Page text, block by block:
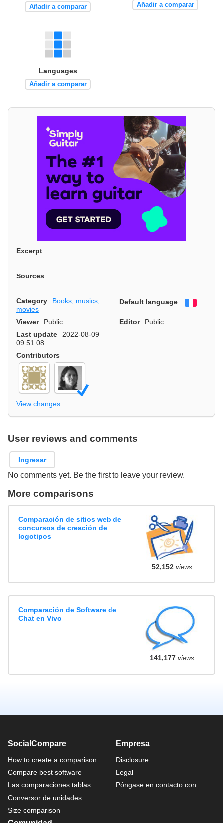
Añadir a comparar Añadir a comparar
Languages
Añadir a comparar
Excerpt
Sources
Category
Books, musics,
movies
Default language
Viewer Public Editor
Public
Last update
2022-08-09
09:51:08
Contributors
View changes
User reviews and comments
Ingresar
No comments yet. Be the first to leave your review.
More comparisons
Comparación de sitios web de
concursos de creación de
logotipos
52,152views
Comparación de Software de
Chat en Vivo
141,177views
SocialCompare
How to create a comparison
Compare best software
Las comparaciones tablas
Conversor de unidades
Size comparison
Empresa
Disclosure
Legal
Póngase en contacto con